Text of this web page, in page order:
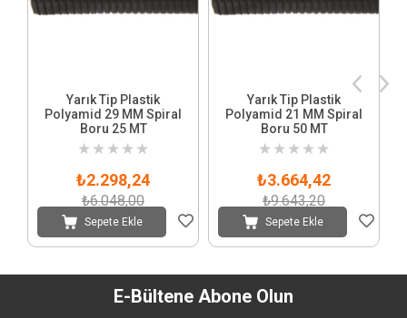
Yarık Tip Plastik
Polyamid 29 MM Spiral
Boru 25 MT
★ ★ ★ ★ ★
₺2.298,24
₺6.048,00
Sepete Ekle
Yarık Tip Plastik
Polyamid 21 MM Spiral
Boru 50 MT
★ ★ ★ ★ ★
₺3.664,42
₺9.643,20
Sepete Ekle
E-Bültene Abone Olun